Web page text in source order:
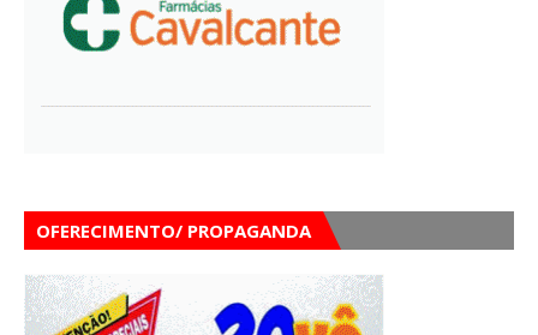
OFERECIMENTO/ PROPAGANDA